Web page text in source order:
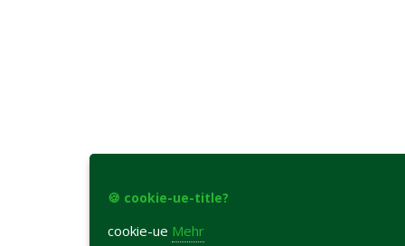
🍪 cookie-ue-title?
cookie-ue Mehr